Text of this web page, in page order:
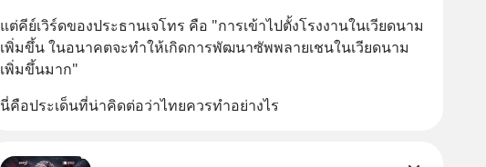
แต่คีย์เวิร์ดของประธานเจโทร คือ "การเข้าไปตั้งโรงงานในเวียดนาม
เพิ่มขึ้น ในอนาคตจะทำให้เกิดการพัฒนาซัพพลายเชนในเวียดนาม
เพิ่มขึ้นมาก"
นี่คือประเด็นที่น่าคิดต่อว่าไทยควรทำอย่างไร